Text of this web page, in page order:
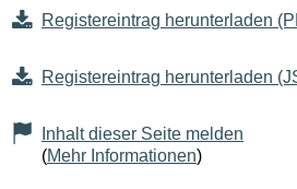
Registereintrag herunterladen
Registereintrag herunterladen
Inhalt dieser Seite melden
(Mehr Informationen)